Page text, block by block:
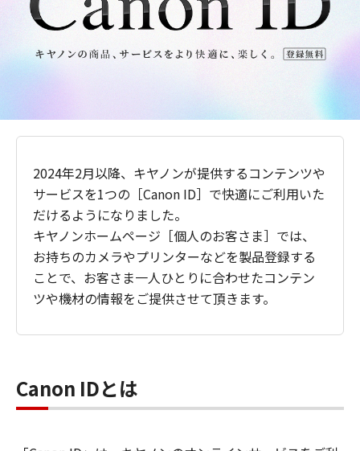
2024年2月以降、キヤノンが提供するコンテンツや
サービスを1つの［Canon ID］で快適にご利用いた
だけるようになりました。
キヤノンホームページ［個人のお客さま］では、
お持ちのカメラやプリンターなどを製品登録する
ことで、お客さま一人ひとりに合わせたコンテン
ツや機材の情報をご提供させて頂きます。
Canon IDとは